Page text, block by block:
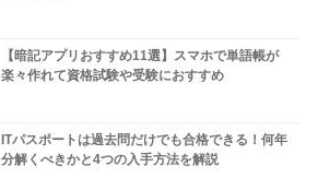
【暗記アプリおすすめ11選】スマホで単語帳が
楽々作れて資格試験や受験におすすめ
ITパスポートは過去問だけでも合格できる！何年
分解くべきかと4つの入手方法を解説